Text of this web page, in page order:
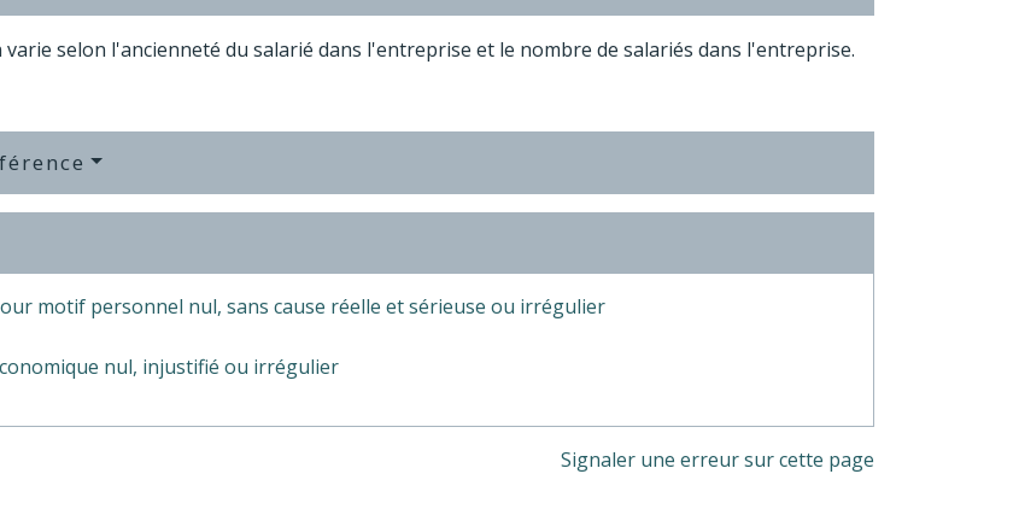
selon l'ancienneté du salarié dans l'entreprise et le nombre de salariés dans l'entreprise.
motif personnel nul, sans cause réelle et sérieuse ou irrégulier
nul, injustifié ou irrégulier
Signaler une erreur sur cette page